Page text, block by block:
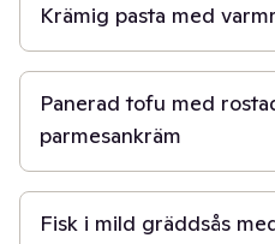
Krämig pasta med
40 min
Panerad tofu med
parmesankräm
30 min
Fisk i mild gräddsås